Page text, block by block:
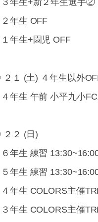
３年生+新２年生選手②
２年生 OFF
１年生+園児 OFF
１ (土) ４年生以外
４年生 午前 小平九小
２ (日)
６年生 練習
５年生 練習
４年生 COLORS主催
３年生 COLORS主催